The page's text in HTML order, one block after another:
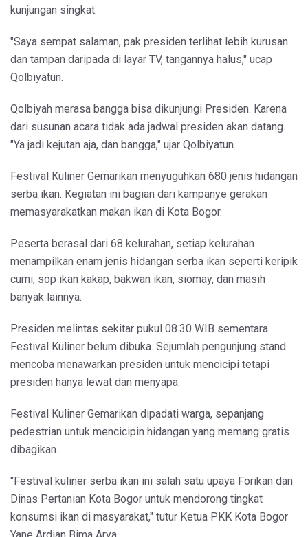
kunjungan singkat.
"Saya sempat salaman, pak presiden terlihat lebih kurusan
dan tampan daripada di layar TV, tangannya halus," ucap
Qolbiyatun.
Qolbiyah merasa bangga bisa dikunjungi Presiden. Karena
dari susunan acara tidak ada jadwal presiden akan datang.
"Ya jadi kejutan aja, dan bangga," ujar Qolbiyatun.
Festival Kuliner Gemarikan menyuguhkan 680 jenis hidangan
serba ikan. Kegiatan ini bagian dari kampanye gerakan
memasyarakatkan makan ikan di Kota Bogor.
Peserta berasal dari 68 kelurahan, setiap kelurahan
menampilkan enam jenis hidangan serba ikan seperti keripik
cumi, sop ikan kakap, bakwan ikan, siomay, dan masih
banyak lainnya.
Presiden melintas sekitar pukul 08.30 WIB sementara
Festival Kuliner belum dibuka. Sejumlah pengunjung stand
mencoba menawarkan presiden untuk mencicipi tetapi
presiden hanya lewat dan menyapa.
Festival Kuliner Gemarikan dipadati warga, sepanjang
pedestrian untuk mencicipin hidangan yang memang gratis
dibagikan.
"Festival kuliner serba ikan ini salah satu upaya Forikan dan
Dinas Pertanian Kota Bogor untuk mendorong tingkat
konsumsi ikan di masyarakat," tutur Ketua PKK Kota Bogor